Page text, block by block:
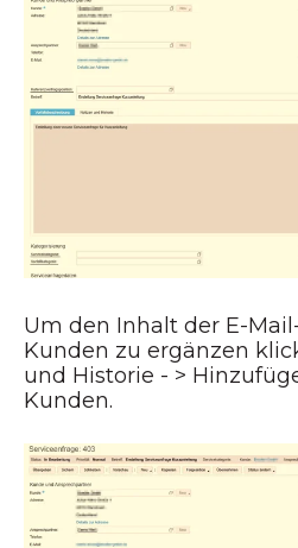
Um den Inhalt der E-
Kunden zu ergänzen
und Historie - >
Kunden.